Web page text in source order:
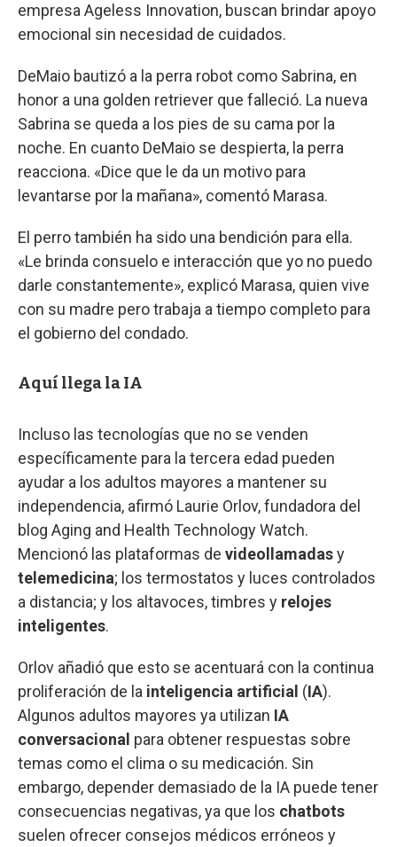
empresa Ageless Innovation, buscan brindar apoyo
emocional sin necesidad de cuidados.
DeMaio bautizó a la perra robot como Sabrina, en
honor a una golden retriever que falleció. La nueva
Sabrina se queda a los pies de su cama por la
noche. En cuanto DeMaio se despierta, la perra
reacciona. «Dice que le da un motivo para
levantarse por la mañana», comentó Marasa.
El perro también ha sido una bendición para ella.
«Le brinda consuelo e interacción que yo no puedo
darle constantemente», explicó Marasa, quien vive
con su madre pero trabaja a tiempo completo para
el gobierno del condado.
Aquí llega la IA
Incluso las tecnologías que no se venden
específicamente para la tercera edad pueden
ayudar a los adultos mayores a mantener su
independencia, afirmó Laurie Orlov, fundadora del
blog Aging and Health Technology Watch.
Mencionó las plataformas de videollamadasy
telemedicina; los termostatos y luces controlados
a distancia; y los altavoces, timbres y relojes
inteligentes.
Orlov añadió que esto se acentuará con la continua
proliferación de la inteligencia artificial (IA).
Algunos adultos mayores ya utilizan IA
conversacional para obtener respuestas sobre
temas como el clima o su medicación. Sin
embargo, depender demasiado de la IA puede tener
consecuencias negativas, ya que los chatbots
suelen ofrecer consejos médicos erróneos y